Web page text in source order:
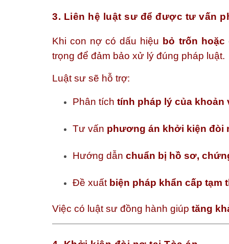
3. Liên hệ luật sư để được tư vấn
Khi con nợ có dấu hiệu bỏ trốn
trọng để đảm bảo xử lý đúng pháp luật.
Luật sư sẽ hỗ trợ:
Phân tích tính pháp lý của khoản
Tư vấn phương án khởi kiện đòi
Hướng dẫn chuẩn bị hồ sơ,
Đề xuất biện pháp khẩn cấp tạm
Việc có luật sư đồng hành giúp tăng